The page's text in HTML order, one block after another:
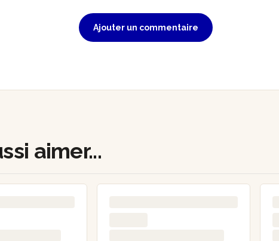
Ajouter un commentaire
aimer...